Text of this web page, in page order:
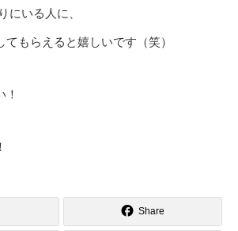
にいる人に、
てもらえると嬉しいです（笑）
Share